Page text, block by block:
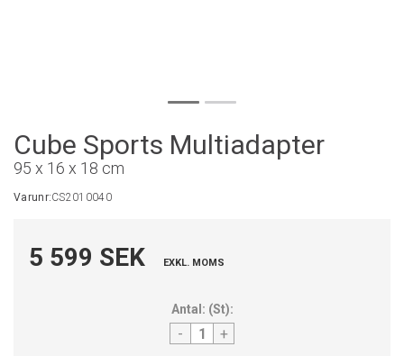
Cube Sports Multiadapter
95 x 16 x 18 cm
Varunr:CS2010040
5 599 SEK EXKL. MOMS
Antal: (St):
- +